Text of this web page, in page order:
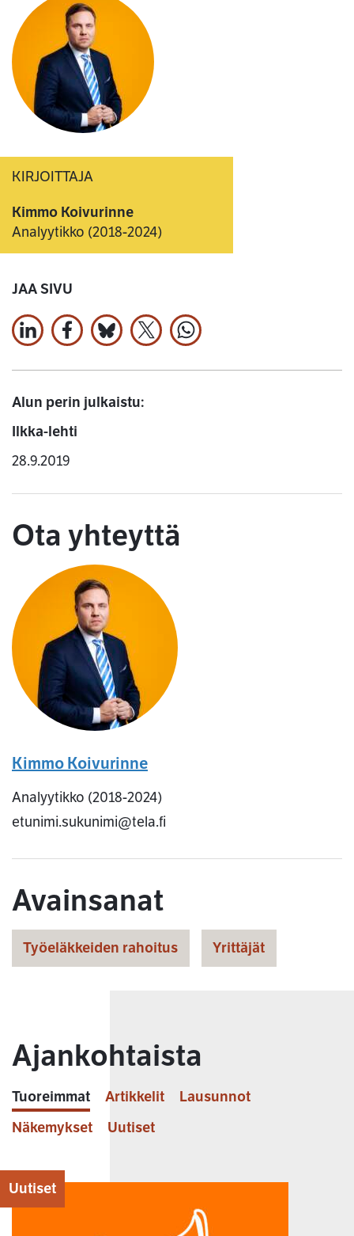
KIRJOITTAJA
Kimmo Koivurinne
Analyytikko (2018-2024)
JAA SIVU
Jaa LinkedInissä
Jaa Facebookissa
Jaa Bluesky:ssa
Jaa X:ssäJaa WhatsApissa
Alun perin julkaistu:
Ilkka-lehti
28.9.2019
Ota yhteyttä
Kimmo Koivurinne
Analyytikko (2018-2024)
etunimi.sukunimi@tela.fi
Avainsanat
Työeläkkeiden rahoitus Yrittäjät
Ajankohtaista
Tuoreimmat Artikkelit
Lausunnot
Näkemykset
Uutiset
Uutiset